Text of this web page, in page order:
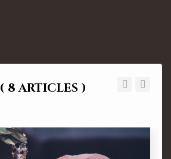
( 8 ARTICLES )